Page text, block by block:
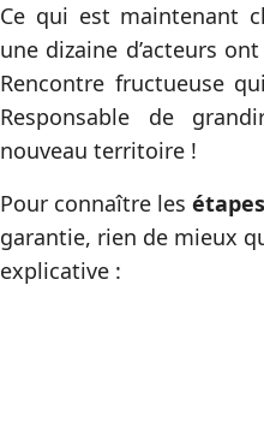
Ce qui est maintenant
une dizaine d’acteurs
Rencontre fructueuse
Responsable de
nouveau territoire !
Pour connaître les étapes
garantie, rien de mieux
explicative :